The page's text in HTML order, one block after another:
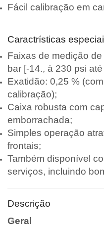
Fácil calibração em
Caractrísticas
Faixas de medição
bar [-14., à 230 psi
Exatidão: 0,25 %
calibração);
Caixa robusta com
emborrachada;
Simples operação
frontais;
Também disponível
serviços, incluindo
Descrição
Geral